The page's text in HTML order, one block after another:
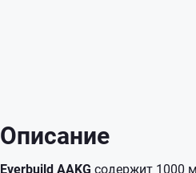
Описание
Everbuild AAKG содержит 1000